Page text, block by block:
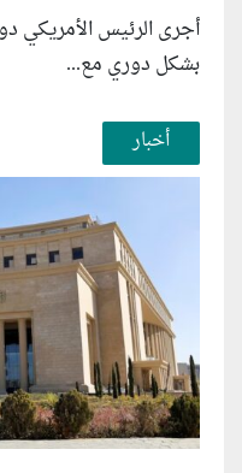
أجرى الرئيس الأمريكي
بشكل دوري مع...
أخبار